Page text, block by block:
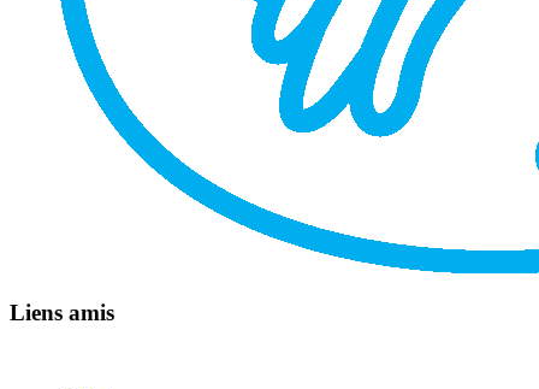
Liens amis